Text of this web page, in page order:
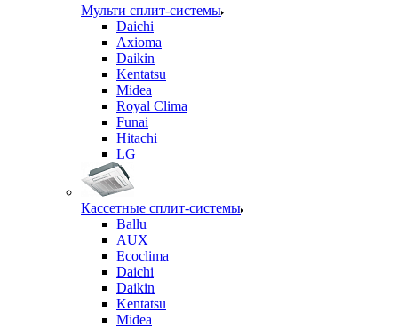
Мульти сплит-системы
Daichi
Axioma
Daikin
Kentatsu
Midea
Royal Clima
Funai
Hitachi
LG
Кассетные сплит-системы
Ballu
AUX
Ecoclima
Daichi
Daikin
Kentatsu
Midea